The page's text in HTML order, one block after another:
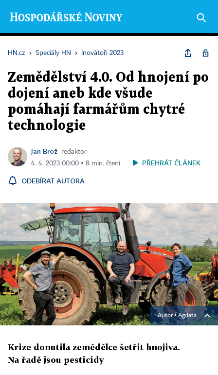
HN.cz › Speciály HN › Inovátoři 2023
Zemědělství 4.0. Od hnojení po
dojení aneb kde všude
pomáhají farmářům chytré
technologie
Jan Brož
redaktor
4. 4. 2023 00:00 ▪ 8 min. čtení
PŘEHRÁT ČLÁNEK
ODEBÍRAT AUTORA
Autor ▪Agdata
Krize donutila zemědělce šetřit hnojiva.
Na řadě jsou pesticidy